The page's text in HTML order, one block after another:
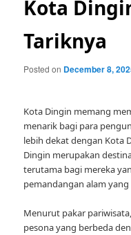
Kota
Tariknya
Posted on December 8,
Kota Dingin memang
menarik bagi para
lebih dekat dengan Kota
Dingin merupakan
terutama bagi mereka
pemandangan alam
Menurut pakar
pesona yang berbeda